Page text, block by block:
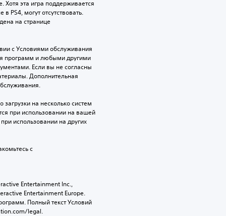
эта игра поддерживается
PS4, могут отсутствовать.
на странице
с Условиями обслуживания
программ и любыми другими
Если вы не согласны
Дополнительная
на несколько систем
при использовании на вашей
использовании на других
с
Entertainment Inc.,
Entertainment Europe.
Полный текст Условий
legal.